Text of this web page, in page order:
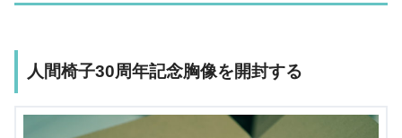
人間椅子30周年記念胸像を開封する